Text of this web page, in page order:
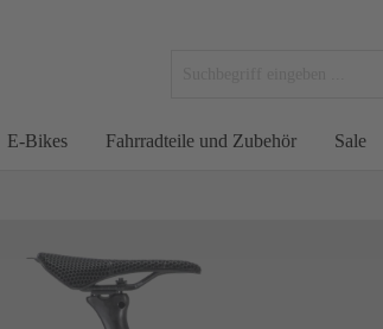
E-Bikes Fahrradteile und Zubehör Sale